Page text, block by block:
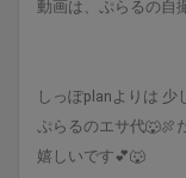
動画は、ぷらるの自
しっぽplanよりは 少
ぷらるのエサ代🐺🍖
嬉しいです💕🐺